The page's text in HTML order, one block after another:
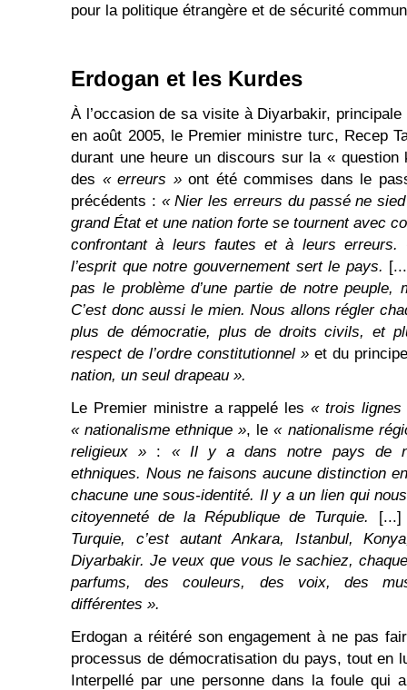
pour la politique étrangère et de sécurité
Erdogan et les Kurdes
À l’occasion de sa visite à Diyarbakir,
en août 2005, le Premier ministre turc, Recep
durant une heure un discours sur la « question
des « erreurs »ont été commises dans le
précédents : « Nier les erreurs du passé ne
grand État et une nation forte se tournent avec
confrontant à leurs fautes et à leurs erreurs.
l’esprit que notre gouvernement sert le pays.
pas le problème d’une partie de notre peuple,
C’est donc aussi le mien. Nous allons régler
plus de démocratie, plus de droits civils, et
respect de l’ordre constitutionnel » et du
nation, un seul drapeau ».
Le Premier ministre a rappelé les« trois lignes
« nationalisme ethnique », le« nationalisme
religieux » : « Il y a dans notre pays de
ethniques. Nous ne faisons aucune distinction
chacune une sous-identité. Il y a un lien qui
citoyenneté de la République de Turquie.
Turquie, c’est autant Ankara, Istanbul,
Diyarbakir. Je veux que vous le sachiez,
parfums, des couleurs, des voix, des
différentes ».
Erdogan a réitéré son engagement à ne pas
processus de démocratisation du pays, tout en
Interpellé par une personne dans la foule qui